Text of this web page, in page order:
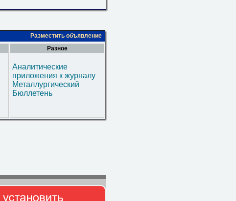
Разместить объявление
Разное
Аналитические
приложения к журналу
Металлургический
Бюллетень